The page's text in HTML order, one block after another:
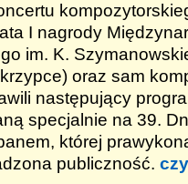
I nagrody
im. K.
oraz sam
następujący
specjalnie na 39.
której
publiczność.